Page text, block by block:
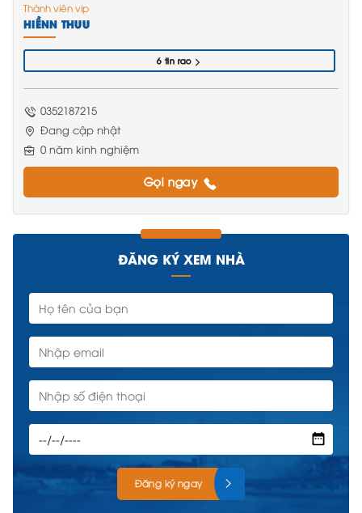
Thành viên vip
HIỀNN THUU
6 tin rao
0352187215
Đang cập nhật
0 năm kinh nghiệm
Gọi ngay
ĐĂNG KÝ XEM NHÀ
Đăng ký ngay